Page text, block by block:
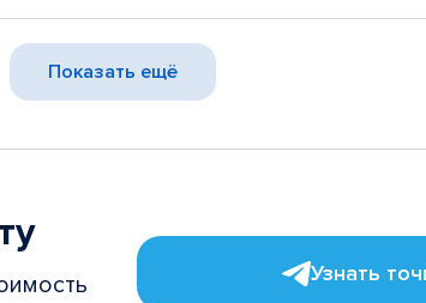
Показать ещё
Узнать